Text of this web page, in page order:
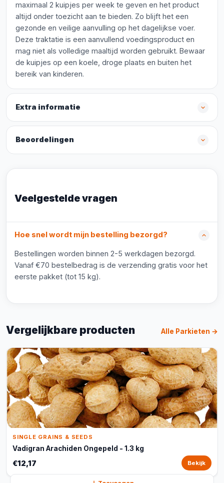
maximaal 2 kuipjes per week te geven en het product
altijd onder toezicht aan te bieden. Zo blijft het een
gezonde en veilige aanvulling op het dagelijkse voer.
Deze traktatie is een aanvullend voedingsproduct en
mag niet als volledige maaltijd worden gebruikt. Bewaar
de kuipjes op een koele, droge plaats en buiten het
bereik van kinderen.
Extra informatie
Beoordelingen
Veelgestelde vragen
Hoe snel wordt mijn bestelling bezorgd?
Bestellingen worden binnen 2-5 werkdagen bezorgd.
Vanaf €70 bestelbedrag is de verzending gratis voor het
eerste pakket (tot 15 kg).
Vergelijkbare producten Alle Parkieten →
SINGLE GRAINS & SEEDS
Vadigran Arachiden Ongepeld - 1.3 kg
€12,17 Bekijk